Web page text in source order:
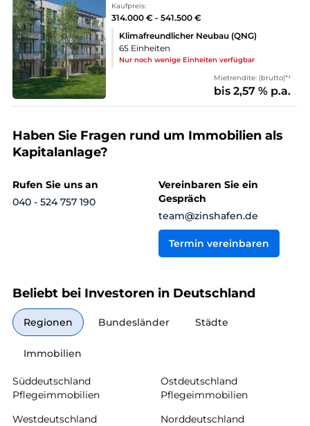
Kaufpreis:
314.000 € - 541.500 €
Klimafreundlicher Neubau (QNG)
65 Einheiten
Nur noch wenige Einheiten verfügbar
Mietrendite: (brutto)*¹
bis 2,57 % p.a.
Haben Sie Fragen rund um Immobilien als
Kapitalanlage?
Rufen Sie uns an
040 - 524 757 190
Vereinbaren Sie ein
Gespräch
team@zinshafen.de
Termin vereinbaren
Beliebt bei Investoren in Deutschland
Regionen Bundesländer Städte
Immobilien
Süddeutschland
Pflegeimmobilien
Ostdeutschland
Pflegeimmobilien
Westdeutschland
Norddeutschland